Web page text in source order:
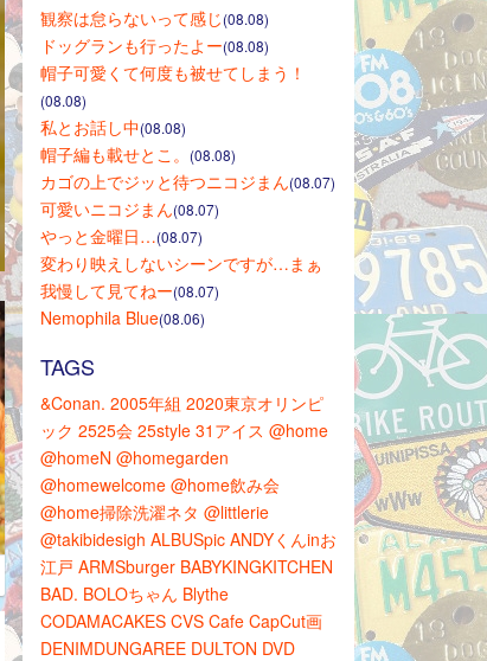
観察は怠らないって感じ(08.08)
ドッグランも行ったよー(08.08)
帽子可愛くて何度も被せてしまう！
(08.08)
私とお話し中(08.08)
帽子編も載せとこ。 (08.08)
カゴの上でジッと待つニコジまん(08.07)
可愛いニコジまん(08.07)
やっと金曜日…(08.07)
変わり映えしないシーンですが…まぁ
我慢して見てねー(08.07)
Nemophila Blue(08.06)
TAGS
&Conan. 2005年組 2020東京オリンピ
ック 2525会 25style 31アイス @home
@homeN @homegarden
@homewelcome @home飲み会
@home掃除洗濯ネタ @littlerie
@takibidesigh ALBUSpic ANDYくんinお
江戸 ARMSburger BABYKINGKITCHEN
BAD. BOLOちゃん Blythe
CODAMACAKES CVS Cafe CapCut画
DENIMDUNGAREE DULTON DVD